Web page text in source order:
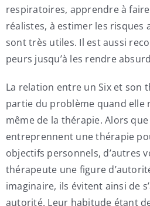
respiratoires, apprendre à
réalistes, à estimer les risques
sont très utiles. Il est aussi
peurs jusqu’à les rendre
La relation entre un Six et son
partie du problème quand elle
même de la thérapie. Alors
entreprennent une thérapie
objectifs personnels, d’autres
thérapeute une figure
imaginaire, ils évitent ainsi de
autorité. Leur habitude étant